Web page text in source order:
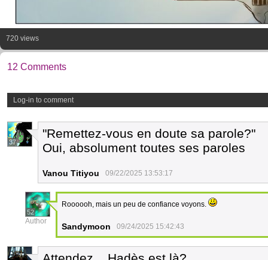
720 views
12 Comments
Log-in to comment
37
"Remettez-vous en doute sa parole?"
Oui, absolument toutes ses paroles
Vanou Titiyou 09/22/2025 13:53:17
52
Author
Roooooh, mais un peu de confiance voyons.
Sandymoon 09/24/2025 15:42:43